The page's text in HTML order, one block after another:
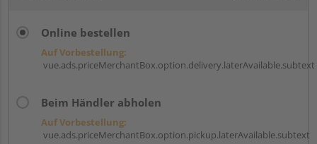
Online bestellen
Auf Vorbestellung:
vue.ads.priceMerchantBox.option.delivery.laterAvailable.subtext
Beim Händler abholen
Auf Vorbestellung:
vue.ads.priceMerchantBox.option.pickup.laterAvailable.subtext